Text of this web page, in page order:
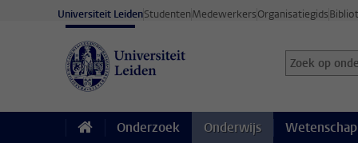
Ga direct naar de inhoud
Universiteit LeidenStudentenMedewerkersOrganisatiegids
Zoek op
Zoekterm
Onderzoek Onderwijs